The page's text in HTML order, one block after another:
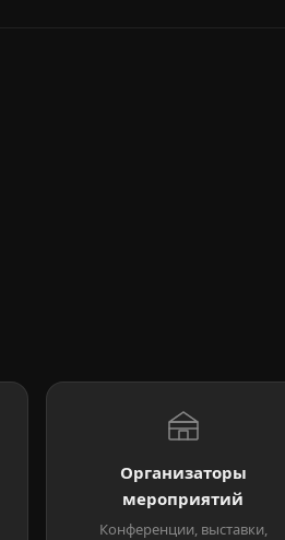
Организаторы
мероприятий
Конференции, выставки,